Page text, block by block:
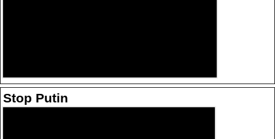
Stop Putin